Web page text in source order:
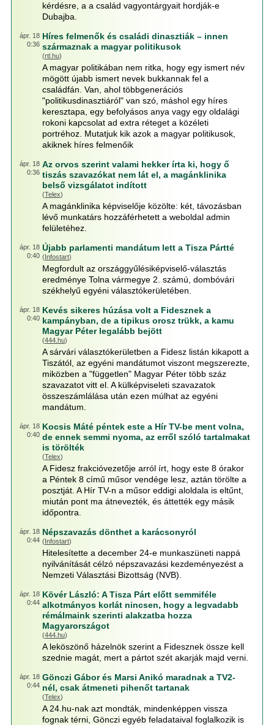
kérdésre, a a család vagyontárgyait hordják-e
Dubajba.
ápr. 18
0:36
Híres felmenők és családi dinasztiák – innen
származnak a magyar politikusok
(rtl.hu)
A magyar politikában nem ritka, hogy egy ismert név
mögött újabb ismert nevek bukkannak fel a
családfán. Van, ahol többgenerációs
"politikusdinasztiáról" van szó, máshol egy híres
keresztapa, egy befolyásos anya vagy egy oldalági
rokoni kapcsolat ad extra réteget a közéleti
portréhoz. Mutatjuk kik azok a magyar politikusok,
akiknek híres felmenőik
ápr. 18
0:36
Az orvos szerint valami hekker írta ki, hogy ő
tiszás szavazókat nem lát el, a magánklinika
belső vizsgálatot indított
(Telex)
A magánklinika képviselője közölte: két, távozásban
lévő munkatárs hozzáférhetett a weboldal admin
felületéhez.
ápr. 18
0:40
Újabb parlamenti mandátum lett a Tisza Pártté
(Infostart)
Megfordult az országgyűlésiképviselő-választás
eredménye Tolna vármegye 2. számú, dombóvári
székhelyű egyéni választókerületében.
ápr. 18
0:40
Kevés sikeres húzása volt a Fidesznek a
kampányban, de a tipikus orosz trükk, a kamu
Magyar Péter legalább bejött
(444.hu)
A sárvári választókerületben a Fidesz listán kikapott a
Tiszától, az egyéni mandátumot viszont megszerezte,
miközben a "független" Magyar Péter több száz
szavazatot vitt el. A külképviseleti szavazatok
összeszámlálása után ezen múlhat az egyéni
mandátum.
ápr. 18
0:40
Kocsis Máté péntek este a Hír TV-be ment volna,
de ennek semmi nyoma, az erről szóló tartalmakat
is törölték
(Telex)
A Fidesz frakcióvezetője arról írt, hogy este 8 órakor
a Péntek 8 című műsor vendége lesz, aztán törölte a
posztját. A Hír TV-n a műsor eddigi aloldala is eltűnt,
miután pont ma átnevezték, és áttették egy másik
időpontra.
ápr. 18
0:44
Népszavazás dönthet a karácsonyról
(Infostart)
Hitelesítette a december 24-e munkaszüneti nappá
nyilvánítását célzó népszavazási kezdeményezést a
Nemzeti Választási Bizottság (NVB).
ápr. 18
0:44
Kövér László: A Tisza Párt előtt semmiféle
alkotmányos korlát nincsen, hogy a legvadabb
rémálmaink szerinti alakzatba hozza
Magyarországot
(444.hu)
A leköszönő házelnök szerint a Fidesznek össze kell
szednie magát, mert a pártot szét akarják majd verni.
ápr. 18
0:44
Gönczi Gábor és Marsi Anikó maradnak a TV2-
nél, csak átmeneti pihenőt tartanak
(Telex)
A 24.hu-nak azt mondták, mindenképpen vissza
fognak térni, Gönczi egyéb feladataival foglalkozik is